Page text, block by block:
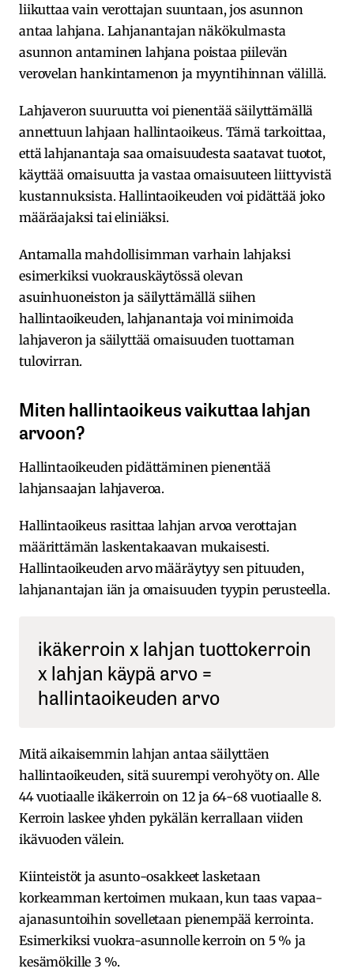
liikuttaa vain verottajan suuntaan, jos asunnon
antaa lahjana. Lahjanantajan näkökulmasta
asunnon antaminen lahjana poistaa piilevän
verovelan hankintamenon ja myyntihinnan välillä.
Lahjaveron suuruutta voi pienentää säilyttämällä
annettuun lahjaan hallintaoikeus. Tämä tarkoittaa,
että lahjanantaja saa omaisuudesta saatavat tuotot,
käyttää omaisuutta ja vastaa omaisuuteen liittyvistä
kustannuksista. Hallintaoikeuden voi pidättää joko
määräajaksi tai eliniäksi.
Antamalla mahdollisimman varhain lahjaksi
esimerkiksi vuokrauskäytössä olevan
asuinhuoneiston ja säilyttämällä siihen
hallintaoikeuden, lahjanantaja voi minimoida
lahjaveron ja säilyttää omaisuuden tuottaman
tulovirran.
Miten hallintaoikeus vaikuttaa lahjan
arvoon?
Hallintaoikeuden pidättäminen pienentää
lahjansaajan lahjaveroa.
Hallintaoikeus rasittaa lahjan arvoa verottajan
määrittämän laskentakaavan mukaisesti.
Hallintaoikeuden arvo määräytyy sen pituuden,
lahjanantajan iän ja omaisuuden tyypin perusteella.
ikäkerroin x lahjan tuottokerroin
x lahjan käypä arvo =
hallintaoikeuden arvo
Mitä aikaisemmin lahjan antaa säilyttäen
hallintaoikeuden, sitä suurempi verohyöty on. Alle
44 vuotiaalle ikäkerroin on 12 ja 64-68 vuotiaalle 8.
Kerroin laskee yhden pykälän kerrallaan viiden
ikävuoden välein.
Kiinteistöt ja asunto-osakkeet lasketaan
korkeamman kertoimen mukaan, kun taas vapaa-
ajanasuntoihin sovelletaan pienempää kerrointa.
Esimerkiksi vuokra-asunnolle kerroin on 5 % ja
kesämökille 3 %.